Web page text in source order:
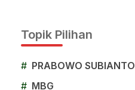
Topik Pilihan
# PRABOWO SUBIANTO
# MBG